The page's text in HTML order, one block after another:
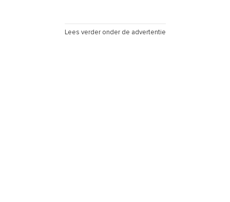
Lees verder onder de advertentie